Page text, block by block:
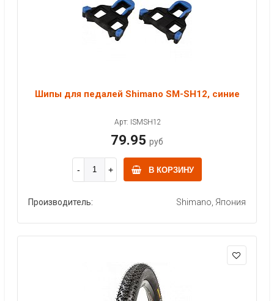
Шипы для педалей Shimano SM-SH12, синие
Арт: ISMSH12
79.95 руб
В КОРЗИНУ
Производитель: Shimano, Япония